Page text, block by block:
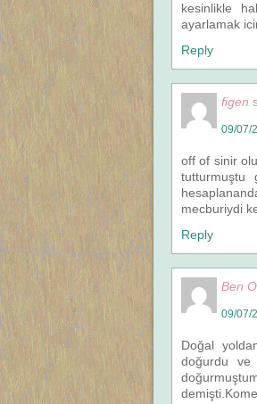
kesinlikle
ayarlamak
Reply
figen
09/07/
off of sinir
mecburiydi
Reply
Ben
09/07/
Doğal
doğurdu